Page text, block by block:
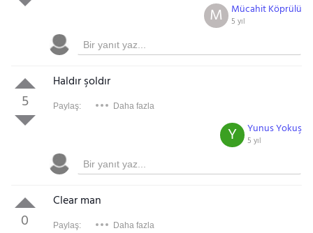
Mücahit Köprülü
5 yıl
M
5
Haldır şoldır
Paylaş: Daha fazla
Yunus Yokuş
5 yıl
Y
0
Clear man
Paylaş: Daha fazla